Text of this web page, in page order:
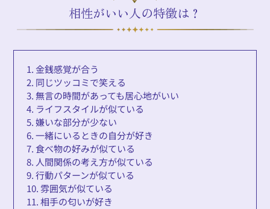
相性がいい人の特徴は？
1. 金銭感覚が合う
2. 同じツッコミで笑える
3. 無言の時間があっても居心地がいい
4. ライフスタイルが似ている
5. 嫌いな部分が少ない
6. 一緒にいるときの自分が好き
7. 食べ物の好みが似ている
8. 人間関係の考え方が似ている
9. 行動パターンが似ている
10. 雰囲気が似ている
11. 相手の匂いが好き